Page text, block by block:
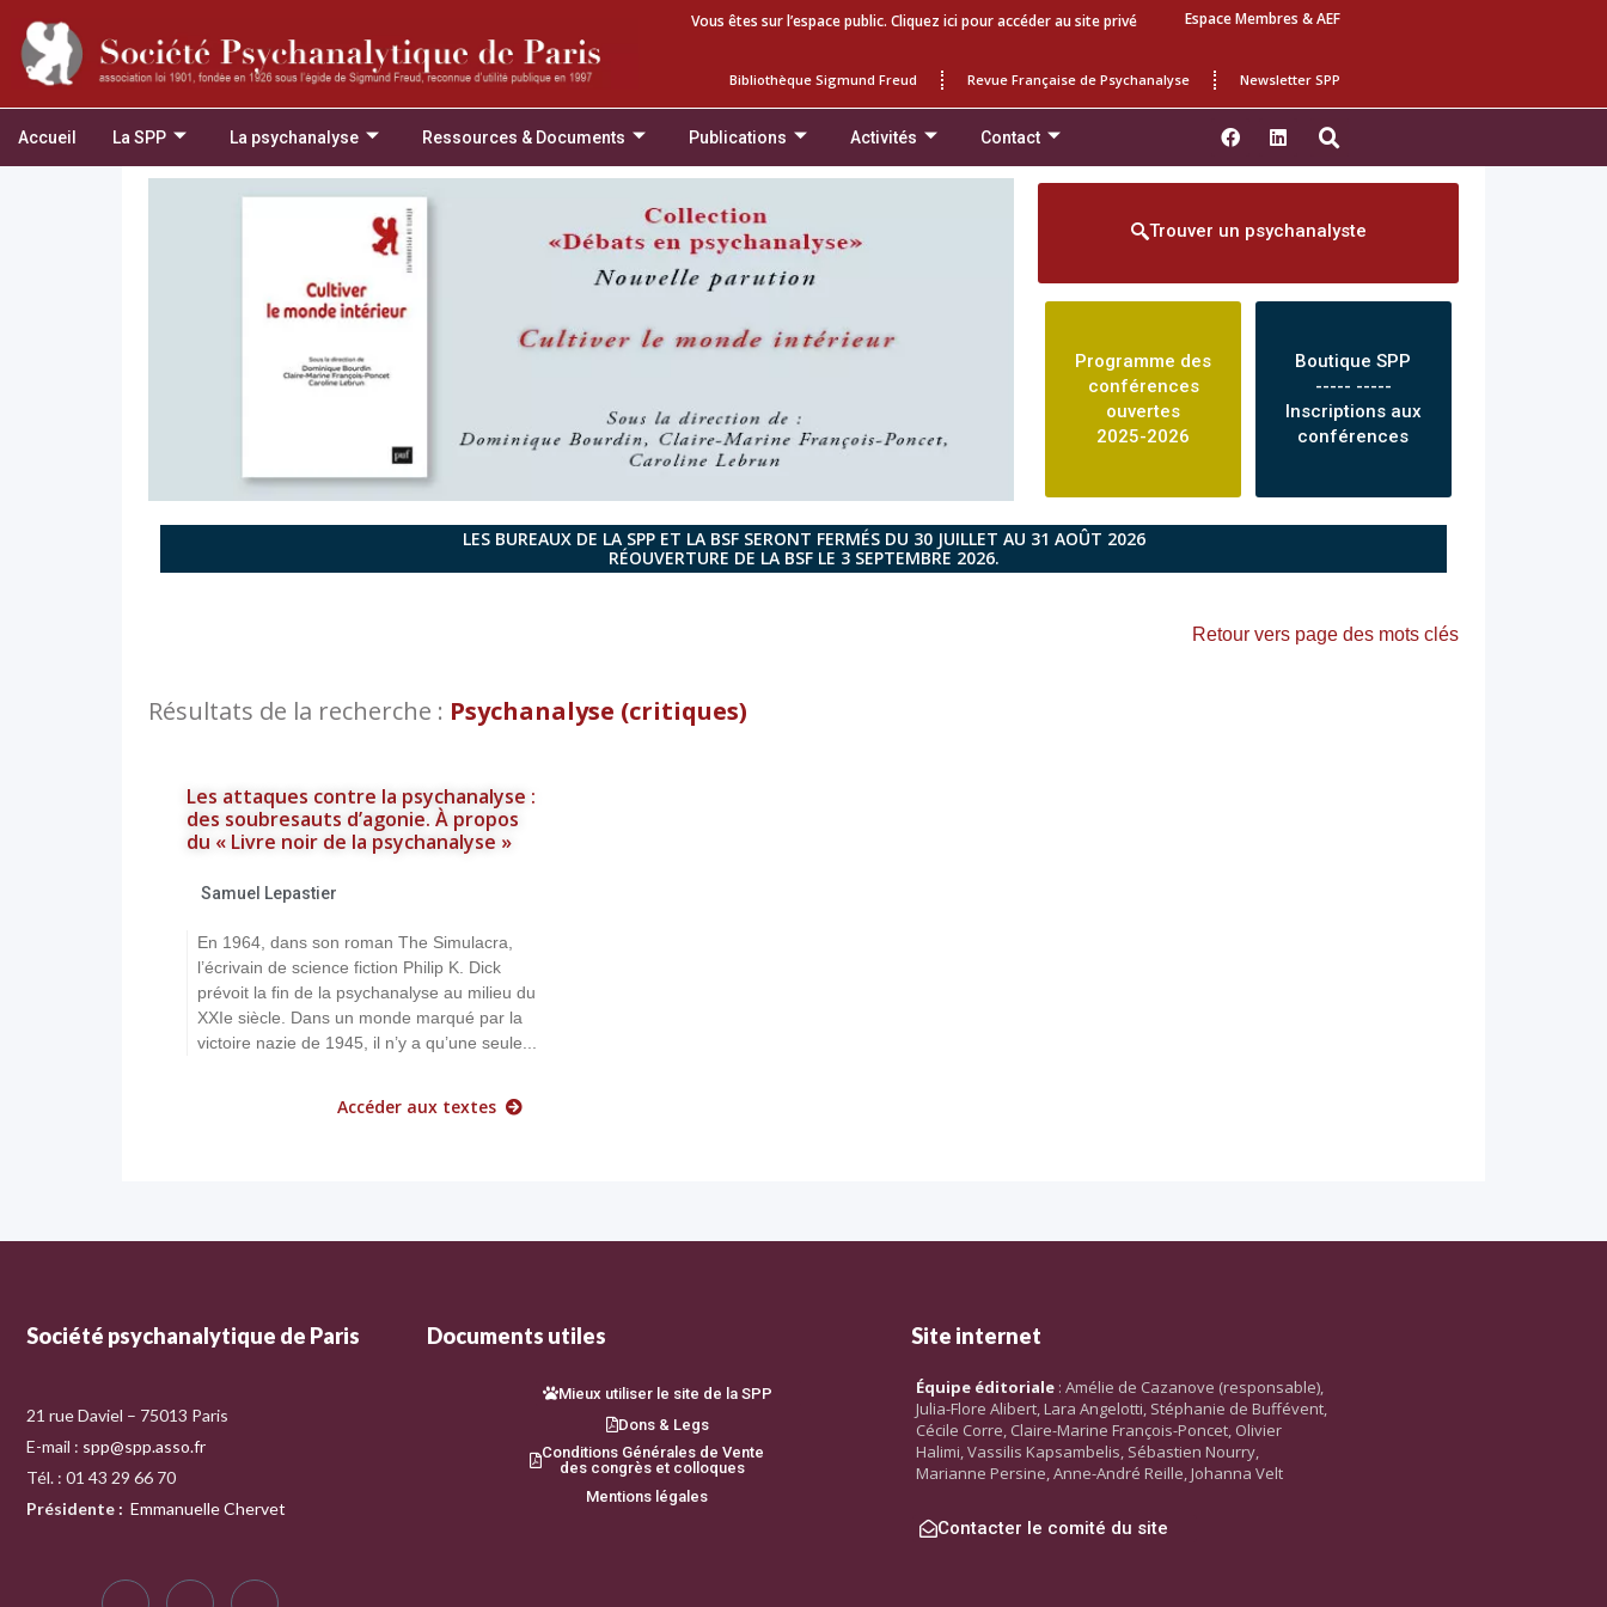
Vous êtes sur l’espace public. Cliquez ici pour accéder au site privé Espace Membres & AEF
Bibliothèque Sigmund Freud Revue Française de Psychanalyse Newsletter SPP
Accueil La SPP La psychanalyse Ressources & Documents Publications Activités Contact
Trouver un psychanalyste
Programme des
conférences
ouvertes
2025-2026
Boutique SPP
----- -----
Inscriptions aux
conférences
LES BUREAUX DE LA SPP ET LA BSF SERONT FERMÉS DU 30 JUILLET AU 31 AOÛT 2026
RÉOUVERTURE DE LA BSF LE 3 SEPTEMBRE 2026.
Retour vers page des mots clés
Résultats de la recherche : Psychanalyse (critiques)
Les attaques contre la psychanalyse :
des soubresauts d’agonie. À propos
du « Livre noir de la psychanalyse »
Samuel Lepastier
En 1964, dans son roman The Simulacra,
l’écrivain de science fiction Philip K. Dick
prévoit la fin de la psychanalyse au milieu du
XXIe siècle. Dans un monde marqué par la
victoire nazie de 1945, il n’y a qu’une seule...
Accéder aux textes
Société psychanalytique de Paris
21 rue Daviel – 75013 Paris
E-mail : spp@spp.asso.fr
Tél. : 01 43 29 66 70
Présidente : Emmanuelle Chervet
Documents utiles
Mieux utiliser le site de la SPP
Dons & Legs
Conditions Générales de Vente
des congrès et colloques
Mentions légales
Site internet
Équipe éditoriale : Amélie de Cazanove (responsable),
Julia-Flore Alibert, Lara Angelotti, Stéphanie de Buffévent,
Cécile Corre, Claire-Marine François-Poncet, Olivier
Halimi, Vassilis Kapsambelis, Sébastien Nourry,
Marianne Persine, Anne-André Reille, Johanna Velt
Contacter le comité du site